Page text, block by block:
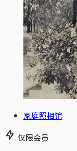
家庭照相馆
仅限会员